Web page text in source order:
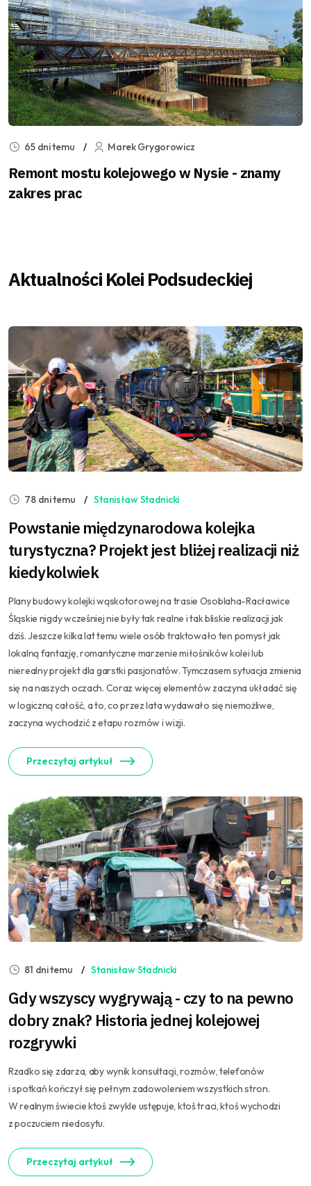
65 dni temu Marek Grygorowicz
Remont mostu kolejowego w Nysie - znamy
zakres prac
Aktualności Kolei Podsudeckiej
78 dni temu Stanisław Stadnicki
Powstanie międzynarodowa kolejka
turystyczna? Projekt jest bliżej realizacji niż
kiedykolwiek
Plany budowy kolejki wąskotorowej na trasie Osoblaha-Racławice
Śląskie nigdy wcześniej nie były tak realne i tak bliskie realizacji jak
dziś. Jeszcze kilka lat temu wiele osób traktowało ten pomysł jak
lokalną fantazję, romantyczne marzenie miłośników kolei lub
nierealny projekt dla garstki pasjonatów. Tymczasem sytuacja zmienia
się na naszych oczach. Coraz więcej elementów zaczyna układać się
w logiczną całość, a to, co przez lata wydawało się niemożliwe,
zaczyna wychodzić z etapu rozmów i wizji.
Przeczytaj artykuł
81 dni temu Stanisław Stadnicki
Gdy wszyscy wygrywają - czy to na pewno
dobry znak? Historia jednej kolejowej
rozgrywki
Rzadko się zdarza, aby wynik konsultacji, rozmów, telefonów
i spotkań kończył się pełnym zadowoleniem wszystkich stron.
W realnym świecie ktoś zwykle ustępuje, ktoś traci, ktoś wychodzi
z poczuciem niedosytu.
Przeczytaj artykuł